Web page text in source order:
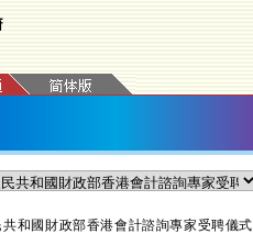
和國財政部香港會計諮詢專家受聘儀